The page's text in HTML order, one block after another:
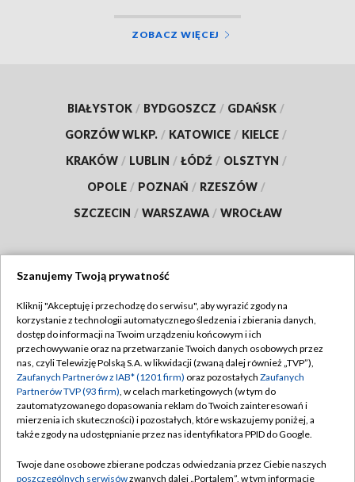
ZOBACZ WIĘCEJ
BIAŁYSTOK / BYDGOSZCZ / GDAŃSK /
GORZÓW WLKP. / KATOWICE / KIELCE /
KRAKÓW / LUBLIN / ŁÓDŹ / OLSZTYN /
OPOLE / POZNAŃ / RZESZÓW /
SZCZECIN / WARSZAWA / WROCŁAW
TVP
Abonament TVP
Emisja w TVP
Centrum informacji TVP
Naziemna Telewizja Cyfrowa
Rada Programowa
Regulamin TVP
Polityka prywatności
Moje zgody
Pomoc
Szanujemy Twoją prywatność
Kliknij "Akceptuję i przechodzę do serwisu", aby wyrazić zgody na
korzystanie z technologii automatycznego śledzenia i zbierania danych,
dostęp do informacji na Twoim urządzeniu końcowym i ich
przechowywanie oraz na przetwarzanie Twoich danych osobowych przez
nas, czyli Telewizję Polską S.A. w likwidacji (zwaną dalej również „TVP”),
Zaufanych Partnerów z IAB* (1201 firm) oraz pozostałych Zaufanych
Partnerów TVP (93 firm), w celach marketingowych (w tym do
zautomatyzowanego dopasowania reklam do Twoich zainteresowań i
mierzenia ich skuteczności) i pozostałych, które wskazujemy poniżej, a
także zgody na udostępnianie przez nas identyfikatora PPID do Google.
Twoje dane osobowe zbierane podczas odwiedzania przez Ciebie naszych
poszczególnych serwisówzwanych dalej „Portalem”, w tym informacje